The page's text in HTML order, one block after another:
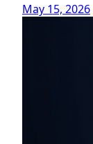
May 15, 2026